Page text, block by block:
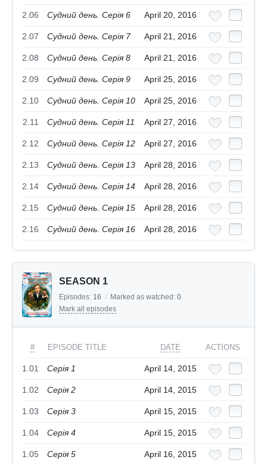
2.06 Судний день. Серія 6 April 20, 2016
2.07 Судний день. Серія 7 April 21, 2016
2.08 Судний день. Серія 8 April 21, 2016
2.09 Судний день. Серія 9 April 25, 2016
2.10 Судний день. Серія 10 April 25, 2016
2.11 Судний день. Серія 11 April 27, 2016
2.12 Судний день. Серія 12 April 27, 2016
2.13 Судний день. Серія 13 April 28, 2016
2.14 Судний день. Серія 14 April 28, 2016
2.15 Судний день. Серія 15 April 28, 2016
2.16 Судний день. Серія 16 April 28, 2016
SEASON 1
Episodes: 16 / Marked as watched: 0
Mark all episodes
# EPISODE TITLE DATE ACTIONS
1.01 Серія 1 April 14, 2015
1.02 Серія 2 April 14, 2015
1.03 Серія 3 April 15, 2015
1.04 Серія 4 April 15, 2015
1.05 Серія 5 April 16, 2015